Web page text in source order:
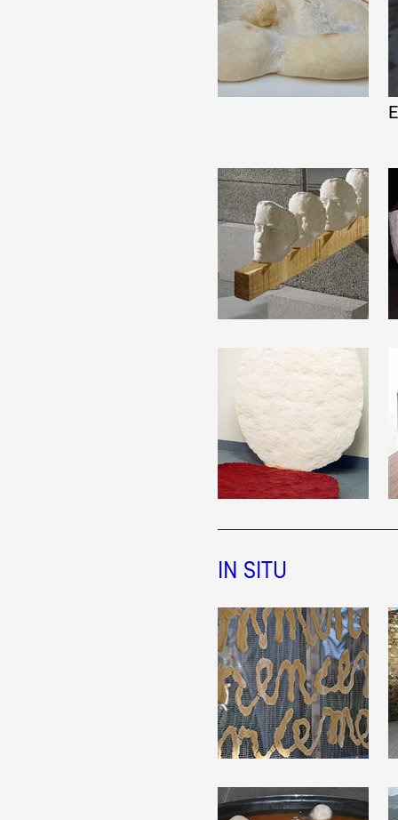
Actions
Documentation
Production vidéo
Formation
Événements
1% œuvres
Réseau
De A à Z
Année par année
IN SITU